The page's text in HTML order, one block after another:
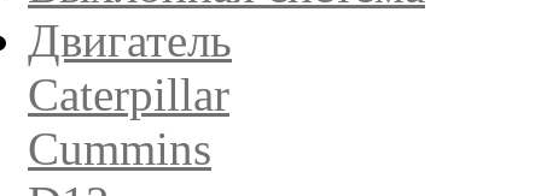
Двигатель
Caterpillar
Cummins